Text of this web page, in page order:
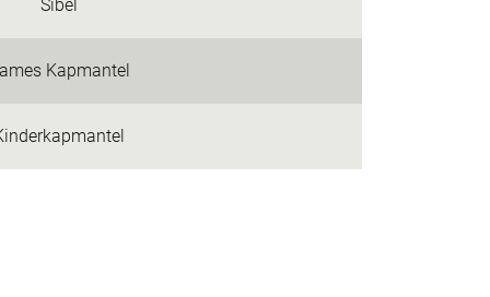
Sibel
Kapmantel